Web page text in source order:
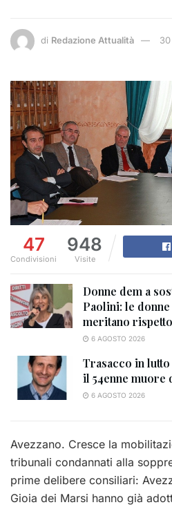
di Redazione Attualità
47
Condivisioni
948
Visite
Donne dem a
Paolini: le
meritano rispetto
6 AGOSTO 2026
Trasacco in
il 54enne
6 AGOSTO 2026
Avezzano. Cresce la
tribunali condannati alla
prime delibere consiliari:
Gioia dei Marsi hanno già